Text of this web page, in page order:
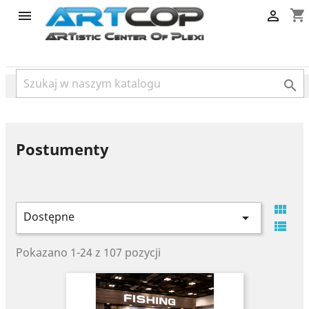
category
 shopping_cart


Postumenty
Dostępne 


Pokazano 1-24 z 107 pozycji